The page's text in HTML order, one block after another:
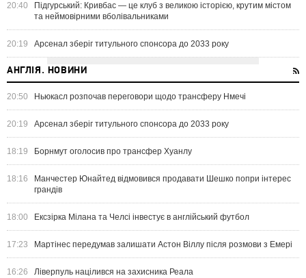
20:40
Підгурський: Кривбас — це клуб з великою історією, крутим містом
та неймовірними вболівальниками
20:19 Арсенал зберіг титульного спонсора до 2033 року
АНГЛІЯ. НОВИНИ
20:50 Ньюкасл розпочав переговори щодо трансферу Нмечі
20:19 Арсенал зберіг титульного спонсора до 2033 року
18:19 Борнмут оголосив про трансфер Хуанлу
18:16
Манчестер Юнайтед відмовився продавати Шешко попри інтерес
грандів
18:00 Ексзірка Мілана та Челсі інвестує в англійський футбол
17:23 Мартінес передумав залишати Астон Віллу після розмови з Емері
16:26 Ліверпуль націлився на захисника Реала